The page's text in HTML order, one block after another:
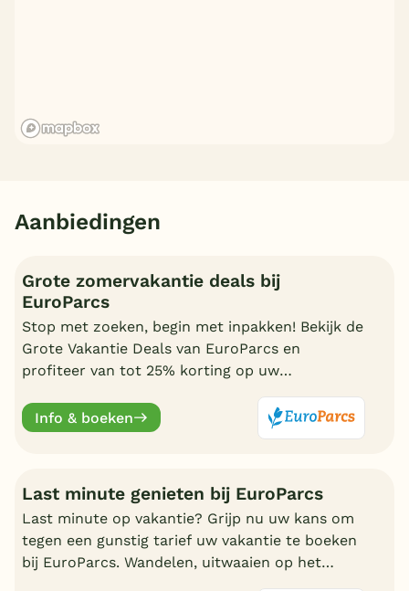
Aanbiedingen
Grote zomervakantie deals bij
EuroParcs
Stop met zoeken, begin met inpakken! Bekijk de
Grote Vakantie Deals van EuroParcs en
profiteer van tot 25% korting op uw
Info & boeken
Last minute genieten bij EuroParcs
Last minute op vakantie? Grijp nu uw kans om
tegen een gunstig tarief uw vakantie te boeken
bij EuroParcs. Wandelen, uitwaaien op het